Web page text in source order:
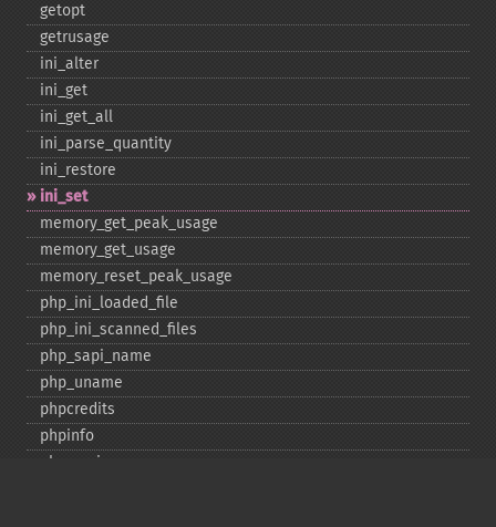
getopt
getrusage
ini_​alter
ini_​get
ini_​get_​all
ini_​parse_​quantity
ini_​restore
ini_​set
memory_​get_​peak_​usage
memory_​get_​usage
memory_​reset_​peak_​usage
php_​ini_​loaded_​file
php_​ini_​scanned_​files
php_​sapi_​name
php_​uname
phpcredits
phpinfo
phpversion